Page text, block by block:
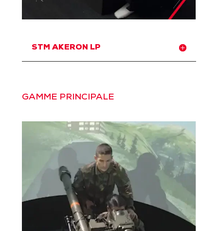
STM AKERON LP
GAMME PRINCIPALE